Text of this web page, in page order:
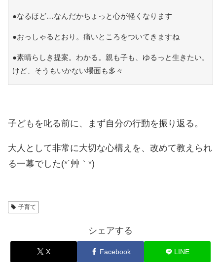
●なるほど…なんだかちょっと心が軽くなります
●おっしゃるとおり。痛いところをついてきますね
●素晴らしき提案。わかる。親も子も、ゆるっと生きたい。
けど、そうもいかない場面も多々
子どもを叱る前に、まず自分の行動を振り返る。
大人として非常に大切な心構えを、改めて教えられ
る一幕でした(*´艸｀*)
子育て
シェアする
X Facebook LINE